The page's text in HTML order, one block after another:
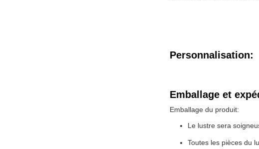
Personnalisation:
Emballage et
Emballage du produit:
Le lustre sera
Toutes les pièces du